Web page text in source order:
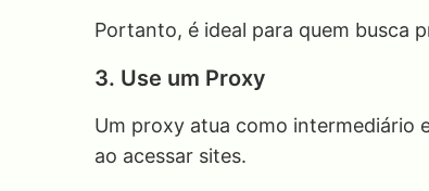
Portanto, é ideal para quem busca
3. Use um Proxy
Um proxy atua como intermediário
ao acessar sites.